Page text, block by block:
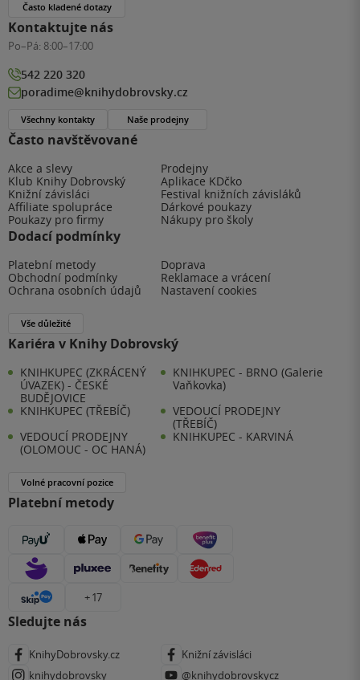
Často navštěvované
Akce a slevy
Prodejny
Klub Knihy Dobrovský
Aplikace KDčko
Knižní závisláci
Festival knižních závisláků
Affiliate spolupráce
Dárkové poukazy
Poukazy pro firmy
Nákupy pro školy
Dodací podmínky
Platební metody
Doprava
Obchodní podmínky
Reklamace a vrácení
Ochrana osobních údajů
Nastavení cookies
Vše důležité
Kariéra v Knihy Dobrovský
KNIHKUPEC (ZKRÁCENÝ
ÚVAZEK) - ČESKÉ
BUDĚJOVICE
KNIHKUPEC - BRNO (Galerie
Vaňkovka)
KNIHKUPEC (TŘEBÍČ)
VEDOUCÍ PRODEJNY
(TŘEBÍČ)
VEDOUCÍ PRODEJNY
(OLOMOUC - OC HANÁ)
KNIHKUPEC - KARVINÁ
Volné pracovní pozice
Platební metody
+ 17
Sledujte nás
KnihyDobrovsky.cz
Knižní závisláci
knihydobrovsky
@knihydobrovskycz
Často kladené dotazy
Kontaktujte nás
Po–Pá: 8:00–17:00
542 220 320
poradime@knihydobrovsky.cz
Všechny kontakty Naše prodejny